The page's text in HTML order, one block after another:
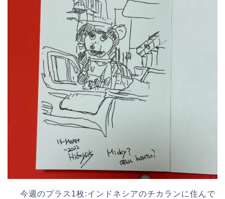
今週のプラス1枚:インドネシアのチカランに住んで